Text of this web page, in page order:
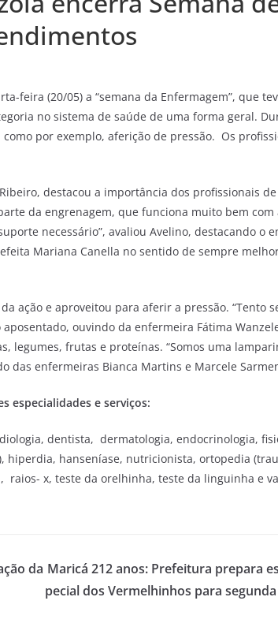
feira (20/05) a “semana da Enfermagem”, que
no sistema de saúde de uma forma geral.
por exemplo, aferição de pressão. Os
destacou a importância dos profissionais de
da engrenagem, que funciona muito bem com
necessário”, avaliou Avelino, destacando o
Mariana Canella no sentido de sempre
ação e aproveitou para aferir a pressão. “Tento
ouvindo da enfermeira Fátima
legumes, frutas e proteínas. “Somos uma
das enfermeiras Bianca Martins e Marcele
especialidades e serviços:
dentista, dermatologia, endocrinologia,
hiperdia, hanseníase, nutricionista, ortopedia
x, teste da orelhinha, teste da linguinha e
da Maricá 212 anos: Prefeitura prepara
pecial dos Vermelhinhos para